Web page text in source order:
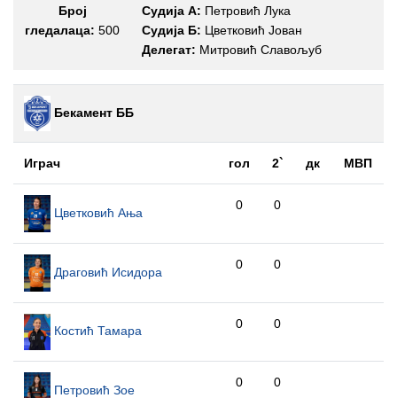
Број
гледалаца: 500
Судија А: Петровић Лука
Судија Б: Цветковић Јован
Делегат: Митровић Славољуб
Бекамент ББ
Играч гол 2` дк МВП
Цветковић Ања
0 0
Драговић Исидора
0 0
Костић Тамара
0 0
Петровић Зое
0 0